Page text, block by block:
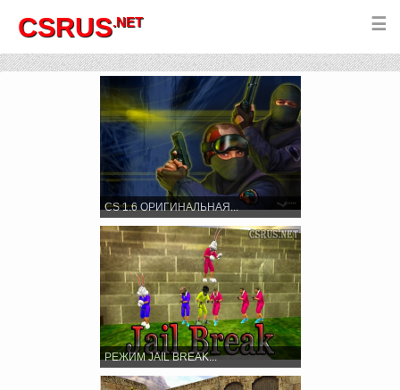
CSRUS.NET ☰
CS 1.6 ОРИГИНАЛЬНАЯ...
РЕЖИМ JAIL BREAK...